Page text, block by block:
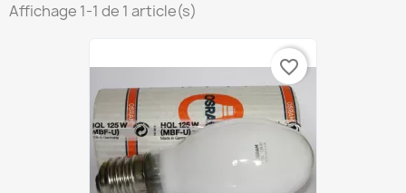
Affichage 1-1 de 1 article(s)
favorite_border